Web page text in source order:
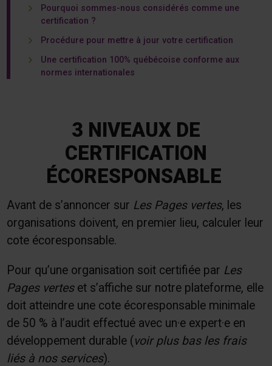
Pourquoi sommes-nous considérés comme une
certification ?
Procédure pour mettre à jour votre certification
Une certification 100% québécoise conforme aux
normes internationales
3 NIVEAUX DE
CERTIFICATION
ÉCORESPONSABLE
Avant de s’annoncer sur Les Pages vertes, les
organisations doivent, en premier lieu, calculer leur
cote écoresponsable.
Pour qu’une organisation soit certifiée par Les
Pages verteset s’affiche sur notre plateforme, elle
doit atteindre une cote écoresponsable minimale
de 50 % à l’audit effectué avec un·e expert·e en
développement durable (voir plus bas les frais
liés à nos services).